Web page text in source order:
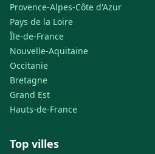
Provence-Alpes-Côte d'Azur
Pays de la Loire
Île-de-France
Nouvelle-Aquitaine
Occitanie
Bretagne
Grand Est
Hauts-de-France
Top villes